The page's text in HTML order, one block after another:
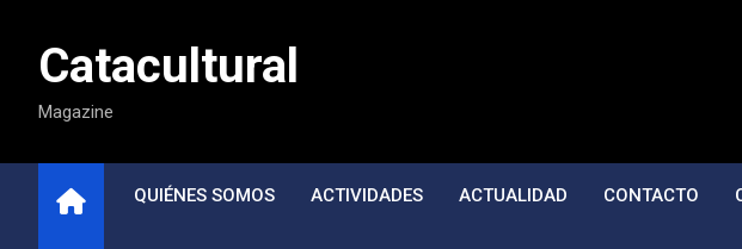
contenidoCatacultural
Magazine
QUIÉNES SOMOS ACTIVIDADES ACTUALIDAD CONTACTO